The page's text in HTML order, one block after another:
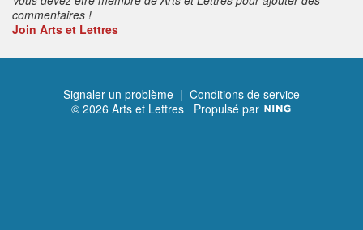
commentaires !
Join Arts et Lettres
Signaler un problème | Conditions de service
© 2026 Arts et Lettres Propulsé par